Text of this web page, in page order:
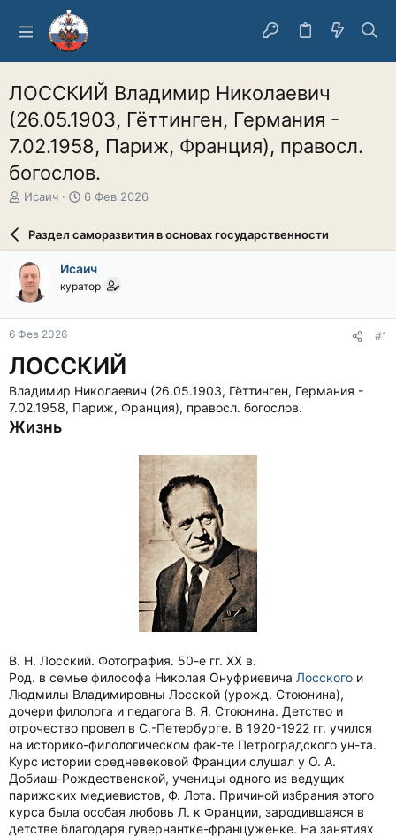
ЛОССКИЙ Владимир Николаевич
(26.05.1903, Гёттинген, Германия -
7.02.1958, Париж, Франция), правосл.
богослов.
А
о
р
т
е
м
ы
Исаич
Д
а
а
ч
л
6 Фев 2026
Раздел саморазвития в основах государственности
Исаич
куратор
6 Фев 2026 #1
ЛОССКИЙ
Владимир Николаевич (26.05.1903, Гёттинген, Германия -
7.02.1958, Париж, Франция), правосл. богослов.
Жизнь
В. Н. Лосский. Фотография. 50-е гг. ХХ в.
Род. в семье философа Николая Онуфриевича Лосского и
Людмилы Владимировны Лосской (урожд. Стоюнина),
дочери филолога и педагога В. Я. Стоюнина. Детство и
отрочество провел в С.-Петербурге. В 1920-1922 гг. учился
на историко-филологическом фак-те Петроградского ун-та.
Курс истории средневековой Франции слушал у О. А.
Добиаш-Рождественской, ученицы одного из ведущих
парижских медиевистов, Ф. Лота. Причиной избрания этого
курса была особая любовь Л. к Франции, зародившаяся в
детстве благодаря гувернантке-француженке. На занятиях